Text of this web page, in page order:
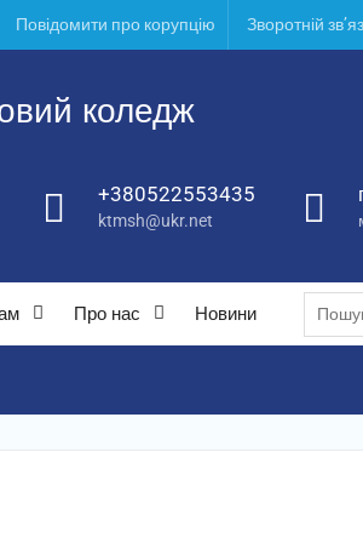
Повідомити про корупцію Зворотній
коледж
+380522553435
ktmsh@ukr.net
Про нас Новини
Пошук: